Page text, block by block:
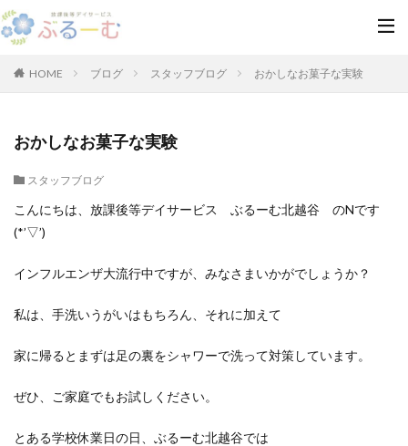
HOME ブログ スタッフブログ おかしなお菓子な実験
おかしなお菓子な実験
スタッフブログ
こんにちは、放課後等デイサービス ぶるーむ北越谷 のNです
(*’▽’)
インフルエンザ大流行中ですが、みなさまいかがでしょうか？
私は、手洗いうがいはもちろん、それに加えて
家に帰るとまずは足の裏をシャワーで洗って対策しています。
ぜひ、ご家庭でもお試しください。
とある学校休業日の日、ぶるーむ北越谷では